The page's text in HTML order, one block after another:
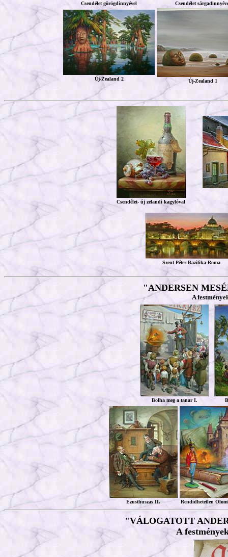
Csendélet görögdinnyével Csendélet
Új-Zealand 2 Új-Zealand 1
Csendélet- új zelandi kagylóval
Szent Péter Bazilika-Roma
"ANDERSEN
A
Bolha meg a tanar I.
Ezusthuszas II. Rendidhetetlen
"VÁLOGATOTT
A